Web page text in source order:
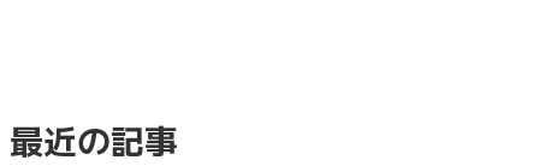
最近の記事